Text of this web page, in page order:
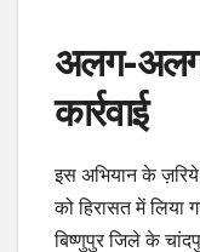
अलग-अलग
कार्रवाई
इस अभियान के ज़रिये
को हिरासत में लिया
बिष्णुपुर जिले के